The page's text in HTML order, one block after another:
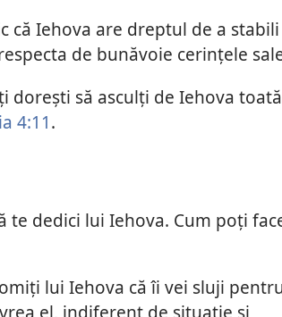
că Iehova are dreptul de a stabili
de bunăvoie cerințele
dorești să asculți de Iehova toată
4:11.
te dedici lui Iehova. Cum poți
lui Iehova că îi vei sluji
el, indiferent de situație și